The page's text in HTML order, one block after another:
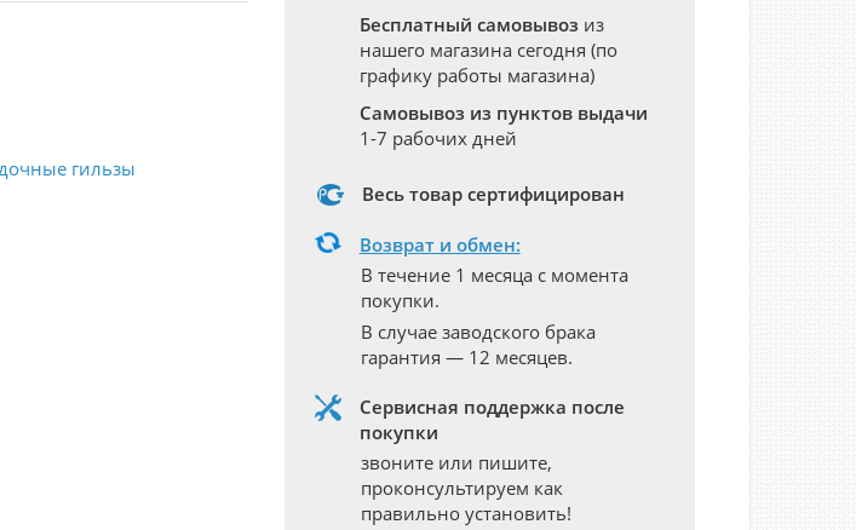
Бесплатный самовывоз из
нашего магазина сегодня (по
графику работы магазина)
Самовывоз из пунктов выдачи
1-7 рабочих дней
Весь товар сертифицирован
Возврат и обмен:
В течение 1 месяца с момента
покупки.
В случае заводского брака
гарантия — 12 месяцев.
Сервисная поддержка после
покупки
звоните или пишите,
проконсультируем как
правильно установить!
гильзы